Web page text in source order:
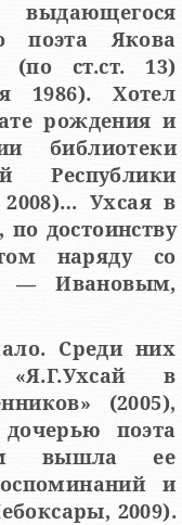
(по ст.ст. 13)
Хотел
библиотеки
Республики
Ухсая в
достоинству
наряду со
Среди них
(2005),
поэта
вышла ее
и
2009).